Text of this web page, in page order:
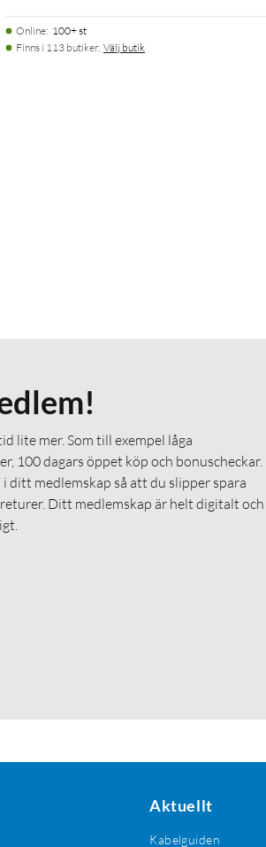
Online: 100+ st
Finns i 113 butiker. Välj butik
lite mer. Som till exempel låga
100 dagars öppet köp och bonuscheckar.
ditt medlemskap så att du slipper spara
Ditt medlemskap är helt digitalt och
Aktuellt
Kabelguiden